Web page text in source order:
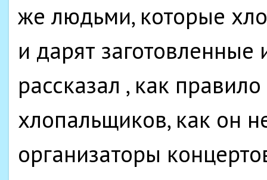
же людьми, которые
и дарят
рассказал , как
хлопальщиков, как он
организаторы